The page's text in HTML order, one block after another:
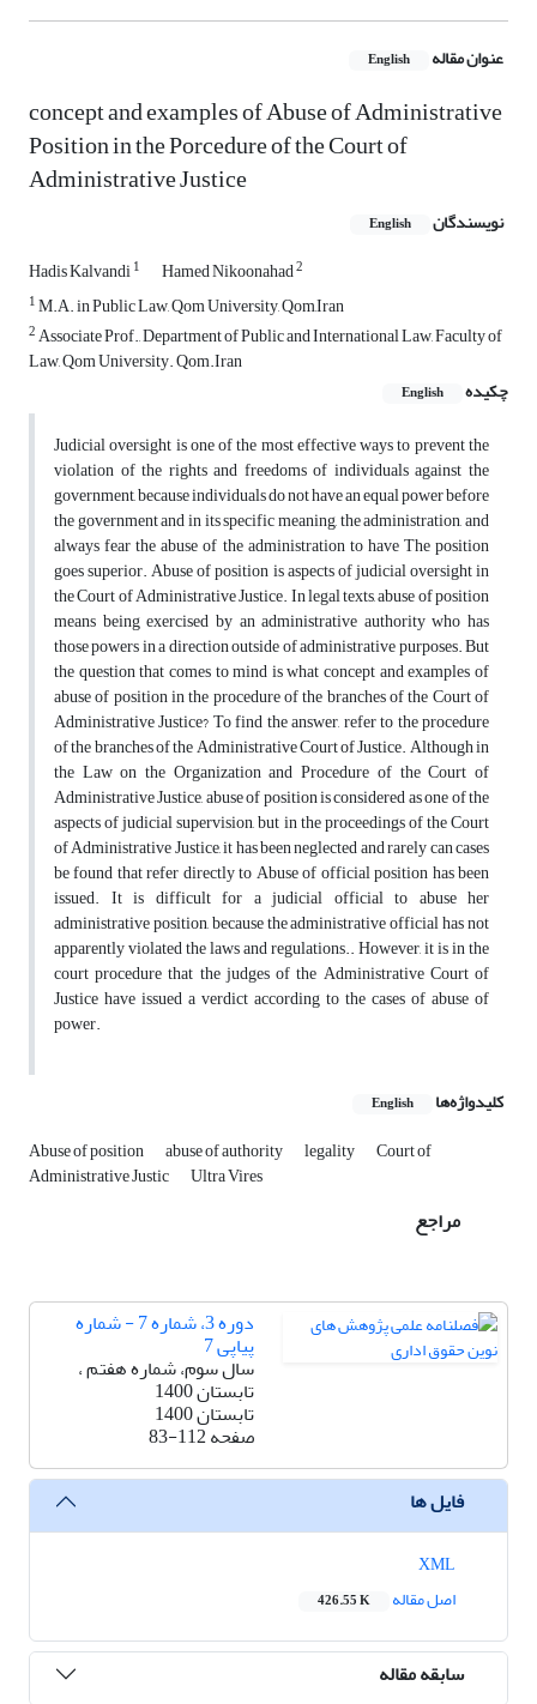
عنوان مقاله English
concept and examples of Abuse of Administrative
Position in the Porcedure of the Court of
Administrative Justice
نویسندگان English
Hadis Kalvandi1 Hamed Nikoonahad2
1M.A. in Public Law, Qom University, Qom,Iran
2Associate Prof., Department of Public and International Law, Faculty of
Law, Qom University. Qom.Iran
چکیده
English
Judicial oversight is one of the most effective ways to prevent the
violation of the rights and freedoms of individuals against the
government, because individuals do not have an equal power before
the government and in its specific meaning, the administration, and
always fear the abuse of the administration to have The position
goes superior. Abuse of position is aspects of judicial oversight in
the Court of Administrative Justice. In legal texts, abuse of position
means being exercised by an administrative authority who has
those powers in a direction outside of administrative purposes. But
the question that comes to mind is what concept and examples of
abuse of position in the procedure of the branches of the Court of
Administrative Justice? To find the answer, refer to the procedure
of the branches of the Administrative Court of Justice. Although in
the Law on the Organization and Procedure of the Court of
Administrative Justice, abuse of position is considered as one of the
aspects of judicial supervision, but in the proceedings of the Court
of Administrative Justice, it has been neglected and rarely can cases
be found that refer directly to Abuse of official position has been
issued. It is difficult for a judicial official to abuse her
administrative position, because the administrative official has not
apparently violated the laws and regulations.. However, it is in the
court procedure that the judges of the Administrative Court of
Justice have issued a verdict according to the cases of abuse of
power.
کلیدواژه‌ها English
Abuse of position abuse of authority legality Court of
Administrative Justic Ultra Vires
مراجع
دوره 3، شماره 7 - شماره
پیاپی 7
سال سوم، شماره هفتم ،
تابستان 1400
تابستان 1400
صفحه83-112
فایل ها
اصل مقاله
426.55 K
سابقه مقاله